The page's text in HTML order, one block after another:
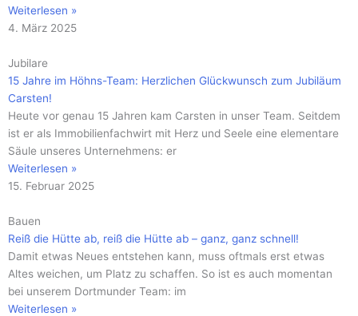
Weiterlesen »
4. März 2025
Jubilare
15 Jahre im Höhns-Team: Herzlichen Glückwunsch zum Jubiläum
Carsten!
Heute vor genau 15 Jahren kam Carsten in unser Team. Seitdem
ist er als Immobilienfachwirt mit Herz und Seele eine elementare
Säule unseres Unternehmens: er
Weiterlesen »
15. Februar 2025
Bauen
Reiß die Hütte ab, reiß die Hütte ab – ganz, ganz schnell!
Damit etwas Neues entstehen kann, muss oftmals erst etwas
Altes weichen, um Platz zu schaffen. So ist es auch momentan
bei unserem Dortmunder Team: im
Weiterlesen »